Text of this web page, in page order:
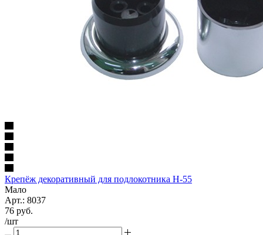
Крепёж декоративный для подлокотника Н-55
Мало
Арт.: 8037
76 руб.
/шт